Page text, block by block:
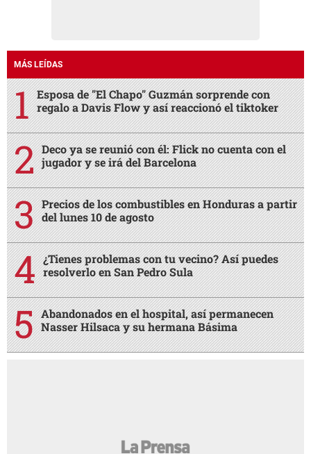
MÁS LEÍDAS
Esposa de "El Chapo" Guzmán sorprende con
regalo a Davis Flow y así reaccionó el tiktoker
Deco ya se reunió con él: Flick no cuenta con el
jugador y se irá del Barcelona
Precios de los combustibles en Honduras a partir
del lunes 10 de agosto
¿Tienes problemas con tu vecino? Así puedes
resolverlo en San Pedro Sula
Abandonados en el hospital, así permanecen
Nasser Hilsaca y su hermana Básima